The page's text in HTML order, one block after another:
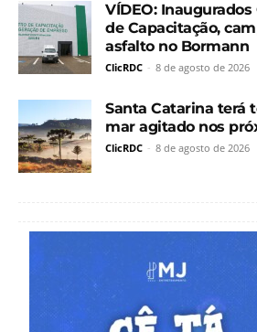
VÍDEO:
de Capacitação,
asfalto no Bormann
ClicRDC - 8 de agosto de 2026
Santa Catarina terá
mar agitado nos
ClicRDC - 8 de agosto de 2026